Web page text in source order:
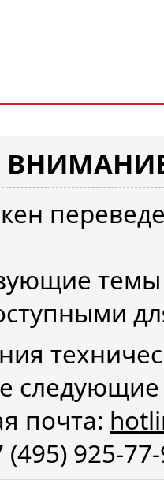
почта:
925-